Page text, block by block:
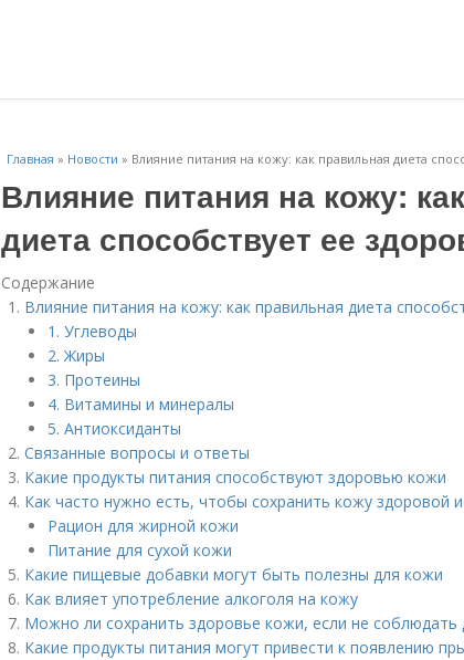
Главная » Новости » Влияние питания на кожу: как правильная диета
Влияние питания на кожу:
диета способствует ее
Содержание
Влияние питания на кожу: как правильная диета
1. Углеводы
2. Жиры
3. Протеины
4. Витамины и минералы
5. Антиоксиданты
Связанные вопросы и ответы
Какие продукты питания способствуют здоровью кожи
Как часто нужно есть, чтобы сохранить кожу здоровой
Рацион для жирной кожи
Питание для сухой кожи
Какие пищевые добавки могут быть полезны для кожи
Как влияет употребление алкоголя на кожу
Можно ли сохранить здоровье кожи, если не соблюдать
Какие продукты питания могут привести к появлению